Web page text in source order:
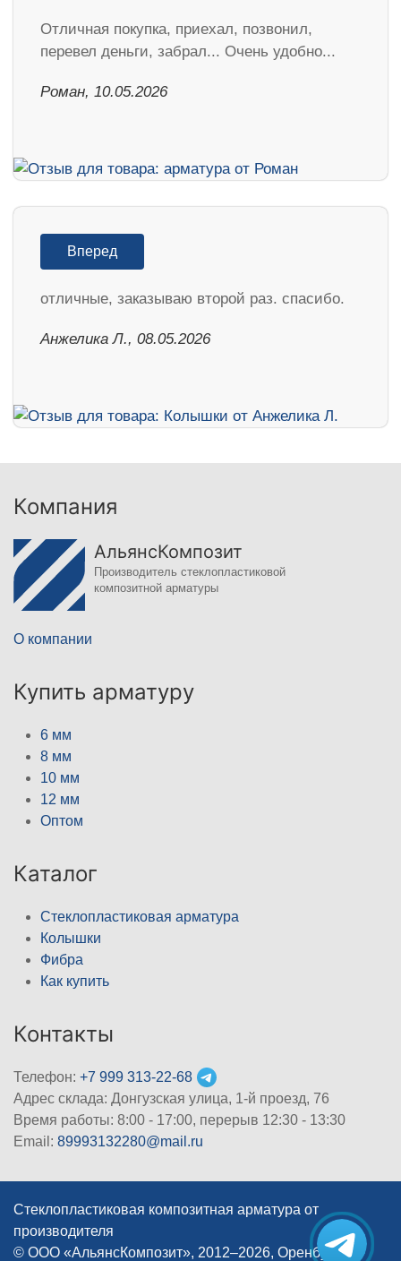
Отличная покупка, приехал, позвонил,
перевел деньги, забрал... Очень удобно...
Роман, 10.05.2026
Вперед
отличные, заказываю второй раз. спасибо.
Анжелика Л., 08.05.2026
Компания
АльянсКомпозит
Производитель стеклопластиковой
композитной арматуры
О компании
Купить арматуру
6 мм
8 мм
10 мм
12 мм
Оптом
Каталог
Стеклопластиковая арматура
Колышки
Фибра
Как купить
Контакты
Телефон: +7 999 313-22-68
Адрес склада: Донгузская улица, 1-й проезд, 76
Время работы: 8:00 - 17:00, перерыв 12:30 - 13:30
Email: 89993132280@mail.ru
Стеклопластиковая композитная арматура от
производителя
© ООО «АльянсКомпозит», 2012–2026, Оренбург
|